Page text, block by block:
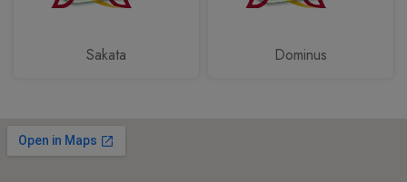
Sakata Dominus